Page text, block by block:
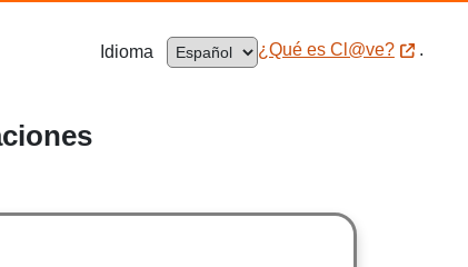
Idioma .El cambio de idioma recargará
¿Qué es Cl@ve?
¿Qué es Cl@ve?
.